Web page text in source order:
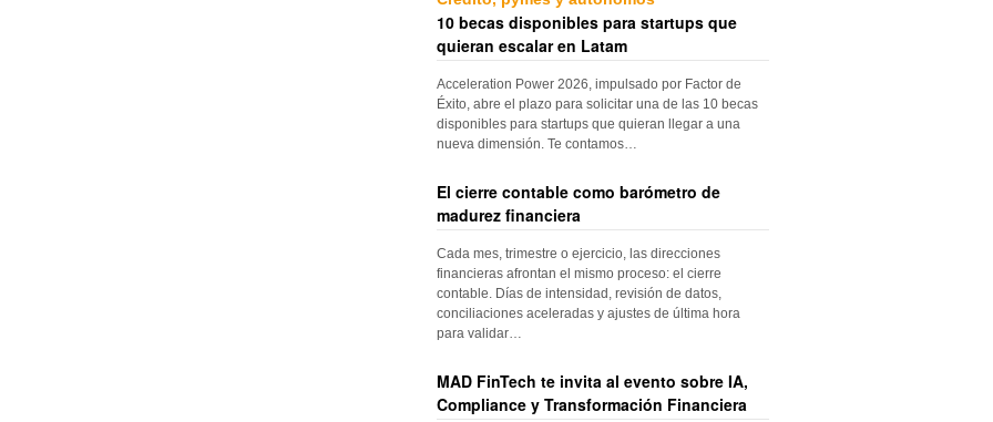
10 becas disponibles para startups que
quieran escalar en Latam
Acceleration Power 2026, impulsado por Factor de
Éxito, abre el plazo para solicitar una de las 10 becas
disponibles para startups que quieran llegar a una
nueva dimensión. Te contamos…
El cierre contable como barómetro de
madurez financiera
Cada mes, trimestre o ejercicio, las direcciones
financieras afrontan el mismo proceso: el cierre
contable. Días de intensidad, revisión de datos,
conciliaciones aceleradas y ajustes de última hora
para validar…
MAD FinTech te invita al evento sobre IA,
Compliance y Transformación Financiera